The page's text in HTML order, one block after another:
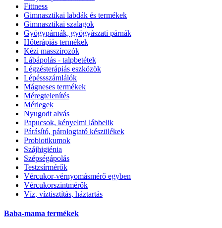
Fittness
Gimnasztikai labdák és termékek
Gimnasztikai szalagok
Gyógypárnák, gyógyászati párnák
Hőterápiás termékek
Kézi masszírozók
Lábápolás - talpbetétek
Légzésterápiás eszközök
Lépéssszámlálók
Mágneses termékek
Méregtelenítés
Mérlegek
Nyugodt alvás
Papucsok, kényelmi lábbelik
Párásító, párologtató készülékek
Probiotikumok
Szájhigiénia
Szépségápolás
Testzsírmérők
Vércukor-vérnyomásmérő egyben
Vércukorszintmérők
Víz, víztisztítás, háztartás
Baba-mama termékek